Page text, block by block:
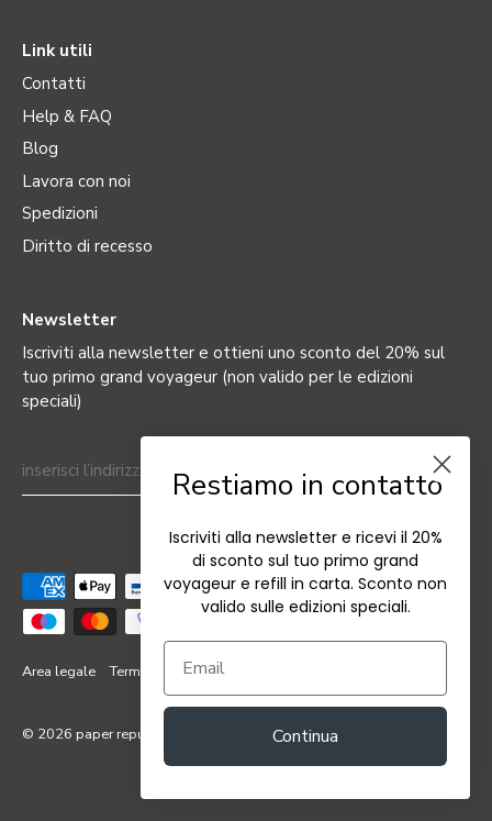
Link utili
Contatti
Help & FAQ
Blog
Lavora con noi
Spedizioni
Diritto di recesso
Newsletter
Iscriviti alla newsletter e ottieni uno sconto del 20% sul
tuo primo grand voyageur (non valido per le edizioni
speciali)
Area legale Termini & Condizioni
© 2026 paper republic
Restiamo in contatto
Iscriviti alla newsletter e ricevi il 20%
di sconto sul tuo primo grand
voyageur e refill in carta. Sconto non
valido sulle edizioni speciali.
Continua